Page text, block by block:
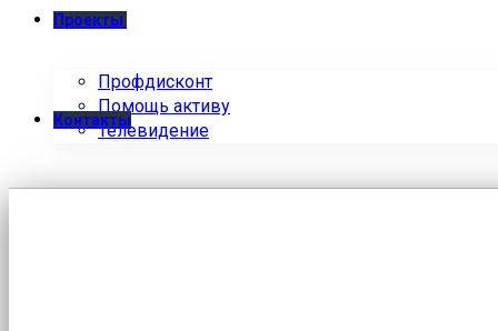
Проекты
Профдисконт
Помощь активу
Телевидение
Контакты